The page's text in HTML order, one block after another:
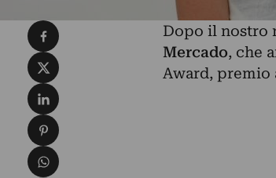
Dopo il nostro
Mercado, che
Award,
Condividi su Facebook
Condividi su X
Condividi su LinkedIn
Condividi su Pinterest
Condividi su WhatsApp